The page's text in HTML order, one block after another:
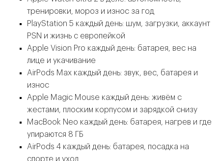
тренировки, мороз и износ за год
PlayStation 5 каждый день: шум, загрузки, аккаунт
PSN и жизнь с европейкой
Apple Vision Pro каждый день: батарея, вес на
лице и укачивание
AirPods Max каждый день: звук, вес, батарея и
износ
Apple Magic Mouse каждый день: живём с
жестами, плоским корпусом и зарядкой снизу
MacBook Neo каждый день: батарея, нагрев и где
упираются 8 ГБ
AirPods 4 каждый день: батарея, посадка на
спорте и уход